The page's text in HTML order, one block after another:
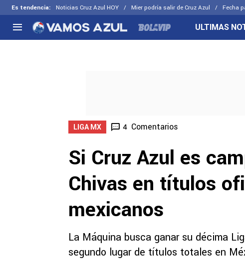
Es tendencia: Noticias Cruz Azul HOY Mier podría salir de Cruz Azul Fecha
Selección Mexicana
ULTIMAS
LIGA MX 4 Comentarios
Si Cruz Azul es
Chivas en títulos
mexicanos
La Máquina busca ganar su décima
segundo lugar de títulos totales en